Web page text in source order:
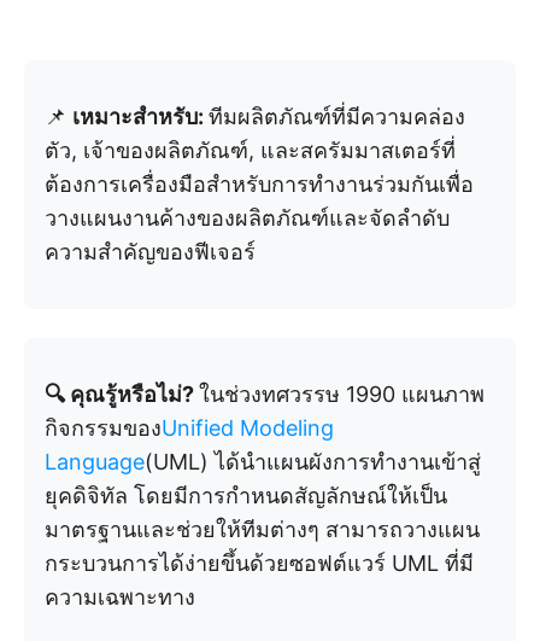
📌 เหมาะสำหรับ: ทีมผลิตภัณฑ์ที่มีความคล่อง
ตัว, เจ้าของผลิตภัณฑ์, และสครัมมาสเตอร์ที่
ต้องการเครื่องมือสำหรับการทำงานร่วมกันเพื่อ
วางแผนงานค้างของผลิตภัณฑ์และจัดลำดับ
ความสำคัญของฟีเจอร์
🔍 คุณรู้หรือไม่?ในช่วงทศวรรษ 1990 แผนภาพ
กิจกรรมของUnified Modeling
Language(UML) ได้นำแผนผังการทำงานเข้าสู่
ยุคดิจิทัล โดยมีการกำหนดสัญลักษณ์ให้เป็น
มาตรฐานและช่วยให้ทีมต่างๆ สามารถวางแผน
กระบวนการได้ง่ายขึ้นด้วยซอฟต์แวร์ UML ที่มี
ความเฉพาะทาง